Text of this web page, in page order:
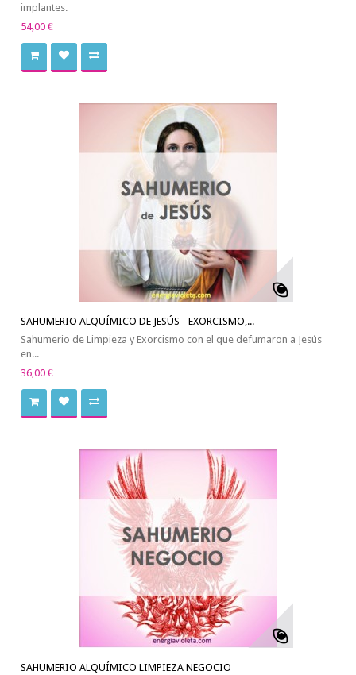
implantes.
54,00 €
SAHUMERIO ALQUÍMICO DE JESÚS - EXORCISMO,...
Sahumerio de Limpieza y Exorcismo con el que defumaron a Jesús
en...
36,00 €
SAHUMERIO ALQUÍMICO LIMPIEZA NEGOCIO